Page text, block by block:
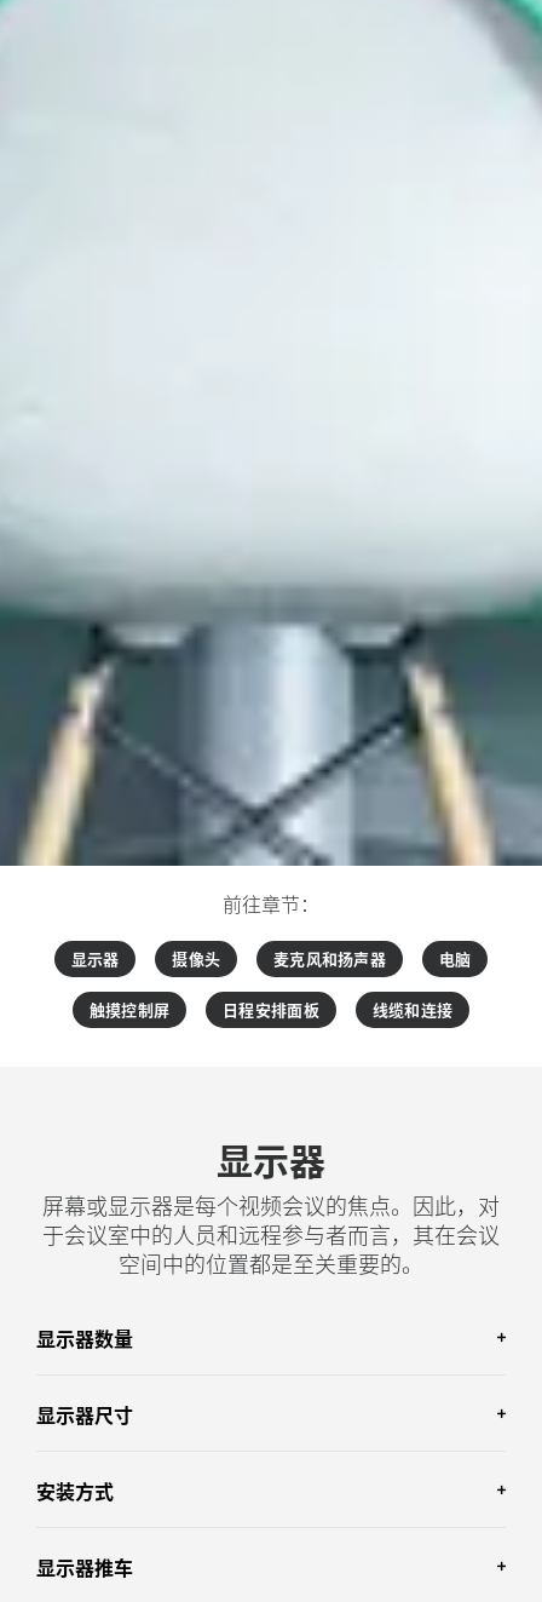
前往章节：
显示器 摄像头 麦克风和扬声器 电脑
触摸控制屏 日程安排面板 线缆和连接
显示器
屏幕或显示器是每个视频会议的焦点。因此，对
于会议室中的人员和远程参与者而言，其在会议
空间中的位置都是至关重要的。
显示器数量
显示器数量
对于微型房间和小型会议空间，单个平板显示器
对于较大的房间，可以考虑安装两个屏幕，以便
显示器尺寸
显示器尺寸
如果您使用一个显示器，那么尺寸应足够大，以
安装方式
安装方式
显示器推车